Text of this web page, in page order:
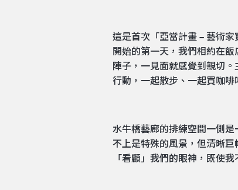
這是首次「亞當計畫 – 藝術
開始的第一天，我們相約在
陣子，一見面就感覺到親切
行動，一起散步、一起買咖
水牛橋藝廊的排練空間一側
不上是特殊的風景，但清晰
「看顧」我們的眼神，既使我